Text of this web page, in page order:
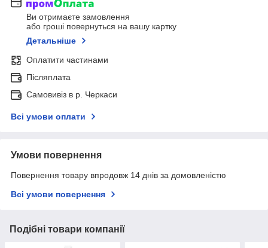
Ви отримаєте замовлення
або гроші повернуться на вашу картку
Детальніше
Оплатити частинами
Післяплата
Самовивіз в р. Черкаси
Всі умови оплати
Умови повернення
Повернення товару впродовж 14 днів за домовленістю
Всі умови повернення
Подібні товари компанії